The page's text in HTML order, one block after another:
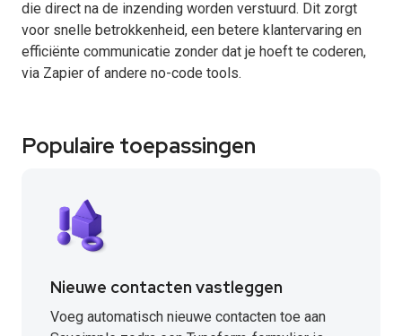
die direct na de inzending worden verstuurd. Dit zorgt
voor snelle betrokkenheid, een betere klantervaring en
efficiënte communicatie zonder dat je hoeft te coderen,
via Zapier of andere no-code tools.
Populaire toepassingen
Nieuwe contacten vastleggen
Voeg automatisch nieuwe contacten toe aan